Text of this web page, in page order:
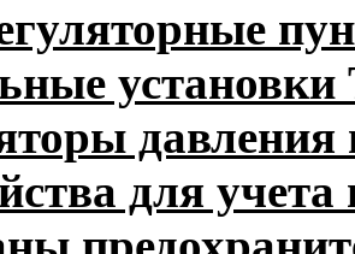
давления
для учета